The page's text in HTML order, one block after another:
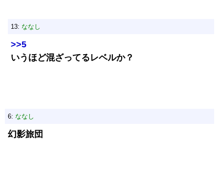
13: ななし
>>5
いうほど混ざってるレベルか？
6: ななし
幻影旅団